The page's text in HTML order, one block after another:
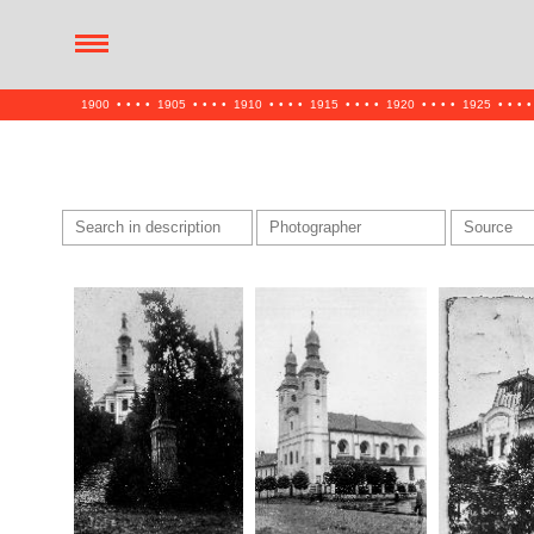
1900 • • • • 1905 • • • • 1910 • • • • 1915 • • • • 1920 • • • • 1925 • • • •